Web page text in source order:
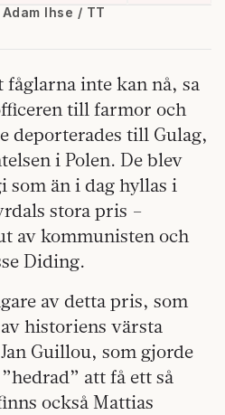
Adam Ihse / TT
inte kan nå, sa
till farmor och
deporterades till Gulag,
i Polen. De blev
som än i dag hyllas i
stora pris –
av kommunisten och
Diding.
av detta pris, som
historiens värsta
Guillou, som gjorde
att få ett så
också Mattias